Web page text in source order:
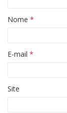
Nome *
E-mail *
Site